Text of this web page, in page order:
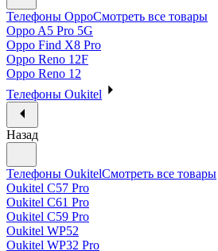
Телефоны OppoСмотреть все товары
Oppo A5 Pro 5G
Oppo Find X8 Pro
Oppo Reno 12F
Oppo Reno 12
Телефоны Oukitel
Назад
Телефоны OukitelСмотреть все товары
Oukitel C57 Pro
Oukitel C61 Pro
Oukitel C59 Pro
Oukitel WP52
Oukitel WP32 Pro